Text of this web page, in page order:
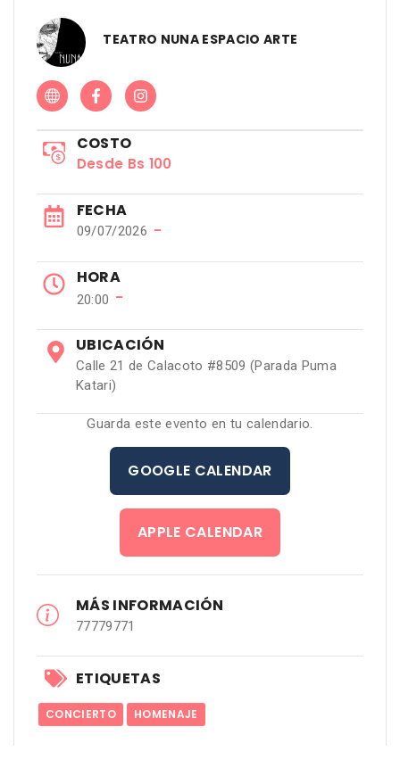
TEATRO NUNA ESPACIO ARTE
COSTO
Desde Bs 100
FECHA
09/07/2026 −
HORA
20:00 −
UBICACIÓN
Calle 21 de Calacoto #8509 (Parada Puma
Katari)
Guarda este evento en tu calendario.
GOOGLE CALENDAR
APPLE CALENDAR
MÁS INFORMACIÓN
77779771
ETIQUETAS
CONCIERTO HOMENAJE